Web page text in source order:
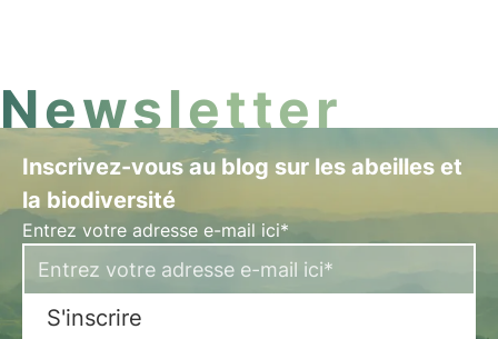
Newsletter
Inscrivez-vous au blog sur les abeilles et
la biodiversité
Entrez votre adresse e-mail ici*
S'inscrire